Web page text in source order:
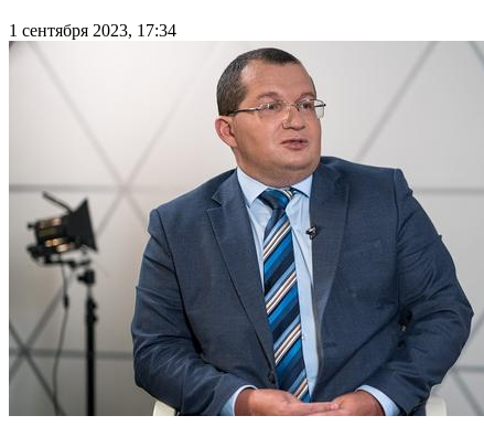
1 сентября 2023, 17:34